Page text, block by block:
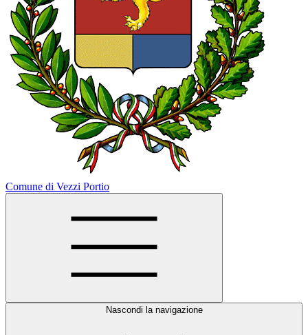
Comune di Vezzi Portio
Nascondi la navigazione